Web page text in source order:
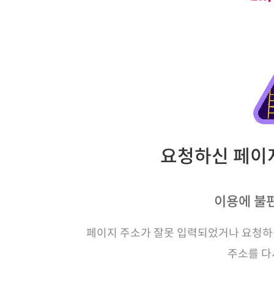
요청하신 페
이용에 불
페이지 주소가 잘못 입력되었거나 요청
주소를